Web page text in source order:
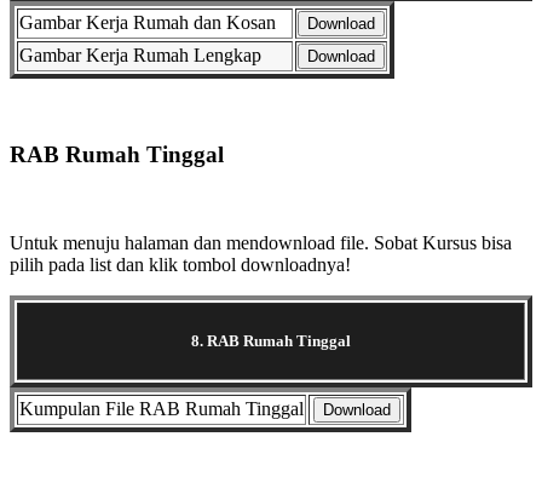
Gambar Kerja Rumah dan Kosan Download
Gambar Kerja Rumah Lengkap Download
RAB Rumah Tinggal
Untuk menuju halaman dan mendownload file. Sobat Kursus bisa
pilih pada list dan klik tombol downloadnya!
8. RAB Rumah Tinggal
Kumpulan File RAB Rumah Tinggal Download